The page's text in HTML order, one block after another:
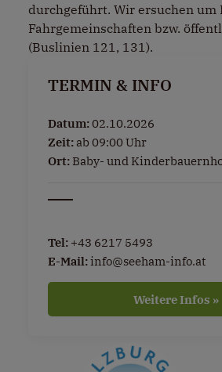
durchgeführt. Wir ersuchen um
Fahrgemeinschaften bzw.
(Buslinien 121, 131).
TERMIN & INFO
Datum:02.10.2026
Zeit: ab 09:00 Uhr
Ort: Baby- und
Tel: +43 6217 5493
E-Mail:info@seeham-info.at
Weitere Infos »